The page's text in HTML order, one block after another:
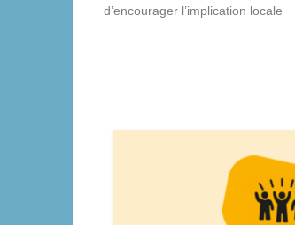
d’encourager l’implication locale